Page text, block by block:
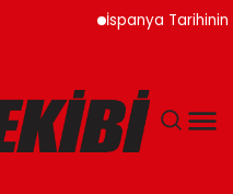
İspanya Tarihinin En